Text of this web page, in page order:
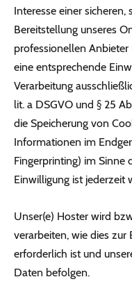
Interesse einer
Bereitstellung unseres
professionellen Anbieter
eine entsprechende
Verarbeitung
lit. a DSGVO und § 25
die Speicherung von
Informationen im
Fingerprinting) im Sinne
Einwilligung ist jederzeit
Unser(e) Hoster wird
verarbeiten, wie dies zur
erforderlich ist und
Daten befolgen.